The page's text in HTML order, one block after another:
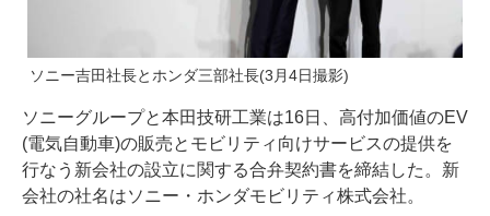
ソニー吉田社長とホンダ三部社長(3月4日撮影)
ソニーグループと本田技研工業は16日、高付加価値のEV
(電気自動車)の販売とモビリティ向けサービスの提供を
行なう新会社の設立に関する合弁契約書を締結した。新
会社の社名はソニー・ホンダモビリティ株式会社。